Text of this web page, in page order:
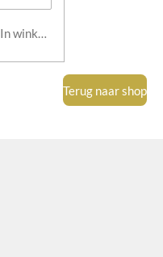
In winkelwagen
Terug naar shop